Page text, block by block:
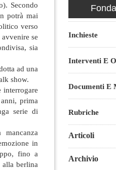
Secondo
potrà mai
verso
se
sia
ad una
show.
interrogare
prima
serie di
in
fino a
berlina
Inchieste
Interventi E
Documenti E
Rubriche
Articoli
Archivio